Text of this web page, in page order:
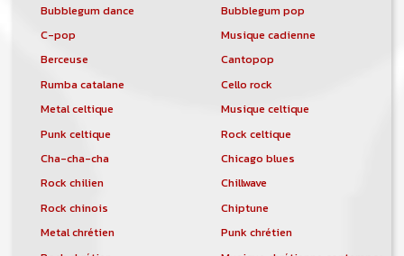
Bubblegum dance
Bubblegum pop
C-pop
Musique cadienne
Berceuse
Cantopop
Rumba catalane
Cello rock
Metal celtique
Musique celtique
Punk celtique
Rock celtique
Cha-cha-cha
Chicago blues
Rock chilien
Chillwave
Rock chinois
Chiptune
Metal chrétien
Punk chrétien